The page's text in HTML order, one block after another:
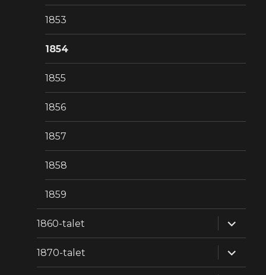
1853
1854
1855
1856
1857
1858
1859
1860-talet
1870-talet